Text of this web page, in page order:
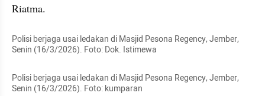
Riatma.
Polisi berjaga usai ledakan di Masjid Pesona Regency, Jember,
Senin (16/3/2026). Foto: Dok. Istimewa
Polisi berjaga usai ledakan di Masjid Pesona Regency, Jember,
Senin (16/3/2026). Foto: kumparan